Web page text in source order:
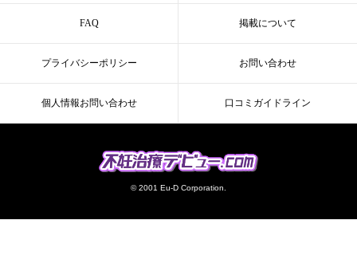
FAQ 掲載について
プライバシーポリシー お問い合わせ
個人情報お問い合わせ 口コミガイドライン
© 2001 Eu-D Corporation.